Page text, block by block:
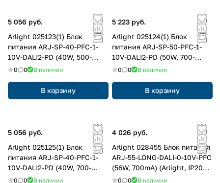
5 056 руб.
Arlight 025123(1) Блок
питания ARJ-SP-40-PFC-1-
10V-DALI2-PD (40W, 500-
1050mA) (Arlight, IP20
0 0 В наличии
В корзину
5 223 руб.
Arlight 025124(1) Блок
питания ARJ-SP-50-PFC-1-
10V-DALI2-PD (50W, 700-
1400mA) (Arlight, IP20
0 0 В наличии
В корзину
5 056 руб.
Arlight 025125(1) Блок
питания ARJ-SP-40-PFC-1-
10V-DALI2-PD (40W, 700-
1200mA) (Arlight, IP20
0 0 В наличии
4 026 руб.
Arlight 028455 Блок питания
ARJ-55-LONG-DALI-0-10V-PFC
(56W, 700mA) (Arlight, IP20
Металл, 7 лет)
0 0 В наличии